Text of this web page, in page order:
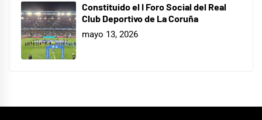
Constituido el I Foro Social del Real
Club Deportivo de La Coruña
mayo 13, 2026